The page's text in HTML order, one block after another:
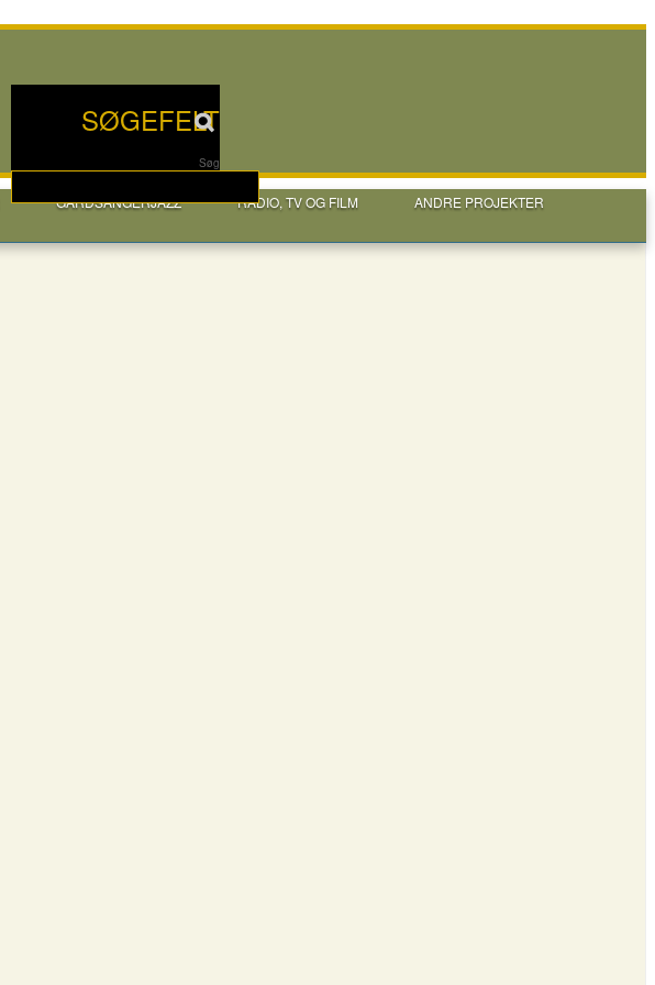
SØGEFELT
Søg
GÅRDSANGERJAZZ RADIO, TV OG FILM
ANDRE PROJEKTER